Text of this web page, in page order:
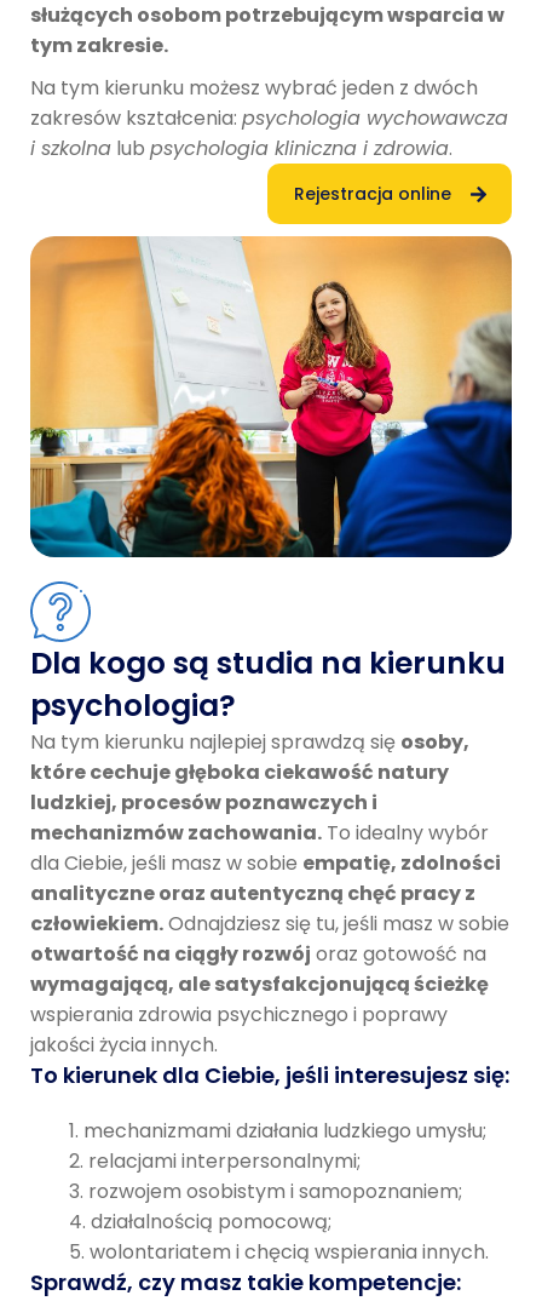
służących osobom potrzebującym wsparcia w
tym zakresie.
Na tym kierunku możesz wybrać jeden z dwóch
zakresów kształcenia: psychologia wychowawcza
i szkolna lub psychologia kliniczna i zdrowia.
Rejestracja online
Dla kogo są studia na kierunku
psychologia?
Na tym kierunku najlepiej sprawdzą się osoby,
które cechuje głęboka ciekawość natury
ludzkiej, procesów poznawczych i
mechanizmów zachowania. To idealny wybór
dla Ciebie, jeśli masz w sobie empatię, zdolności
analityczne oraz autentyczną chęć pracy z
człowiekiem.Odnajdziesz się tu, jeśli masz w sobie
otwartość na ciągły rozwój oraz gotowość na
wymagającą, ale satysfakcjonującą ścieżkę
wspierania zdrowia psychicznego i poprawy
jakości życia innych.
To kierunek dla Ciebie, jeśli interesujesz się:
mechanizmami działania ludzkiego umysłu;
relacjami interpersonalnymi;
rozwojem osobistym i samopoznaniem;
działalnością pomocową;
wolontariatem i chęcią wspierania innych.
Sprawdź, czy masz takie kompetencje: